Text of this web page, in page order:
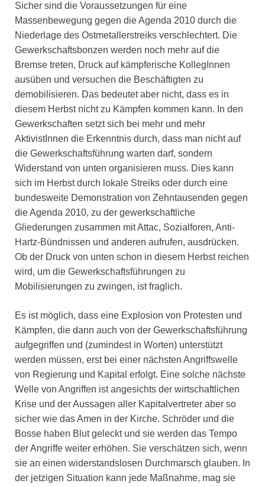
Sicher sind die Voraussetzungen für eine
Massenbewegung gegen die Agenda 2010 durch die
Niederlage des Ostmetallerstreiks verschlechtert. Die
Gewerkschaftsbonzen werden noch mehr auf die
Bremse treten, Druck auf kämpferische KollegInnen
ausüben und versuchen die Beschäftigten zu
demobilisieren. Das bedeutet aber nicht, dass es in
diesem Herbst nicht zu Kämpfen kommen kann. In den
Gewerkschaften setzt sich bei mehr und mehr
AktivistInnen die Erkenntnis durch, dass man nicht auf
die Gewerkschaftsführung warten darf, sondern
Widerstand von unten organisieren muss. Dies kann
sich im Herbst durch lokale Streiks oder durch eine
bundesweite Demonstration von Zehntausenden gegen
die Agenda 2010, zu der gewerkschaftliche
Gliederungen zusammen mit Attac, Sozialforen, Anti-
Hartz-Bündnissen und anderen aufrufen, ausdrücken.
Ob der Druck von unten schon in diesem Herbst reichen
wird, um die Gewerkschaftsführungen zu
Mobilisierungen zu zwingen, ist fraglich.
Es ist möglich, dass eine Explosion von Protesten und
Kämpfen, die dann auch von der Gewerkschaftsführung
aufgegriffen und (zumindest in Worten) unterstützt
werden müssen, erst bei einer nächsten Angriffswelle
von Regierung und Kapital erfolgt. Eine solche nächste
Welle von Angriffen ist angesichts der wirtschaftlichen
Krise und der Aussagen aller Kapitalvertreter aber so
sicher wie das Amen in der Kirche. Schröder und die
Bosse haben Blut geleckt und sie werden das Tempo
der Angriffe weiter erhöhen. Sie verschätzen sich, wenn
sie an einen widerstandslosen Durchmarsch glauben. In
der jetzigen Situation kann jede Maßnahme, mag sie